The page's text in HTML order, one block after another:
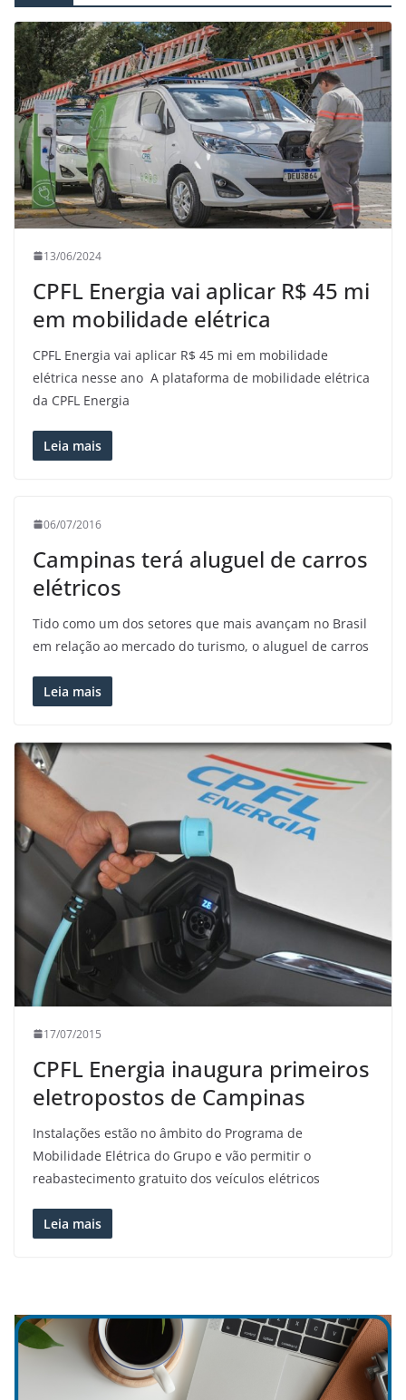
13/06/2024
CPFL Energia vai aplicar R$ 45 mi
em mobilidade elétrica
CPFL Energia vai aplicar R$ 45 mi em mobilidade
elétrica nesse ano A plataforma de mobilidade elétrica
da CPFL Energia
Leia mais
06/07/2016
Campinas terá aluguel de carros
elétricos
Tido como um dos setores que mais avançam no Brasil
em relação ao mercado do turismo, o aluguel de carros
Leia mais
17/07/2015
CPFL Energia inaugura primeiros
eletropostos de Campinas
Instalações estão no âmbito do Programa de
Mobilidade Elétrica do Grupo e vão permitir o
reabastecimento gratuito dos veículos elétricos
Leia mais